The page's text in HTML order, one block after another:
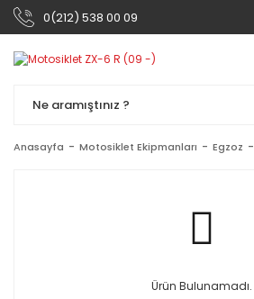
0(212) 538 00 09
Anasayfa Motosiklet Ekipmanları Egzoz
Ürün Bulunamadı.